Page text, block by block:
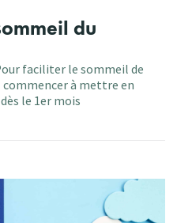
du
faciliter le sommeil de
commencer à mettre en
le 1er mois